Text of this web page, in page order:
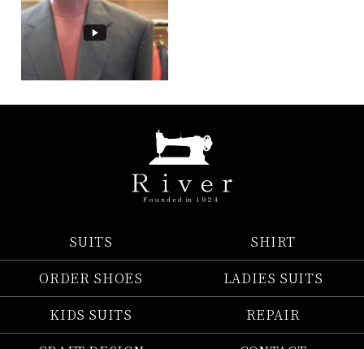
SUITS
SHIRT
ORDER SHOES
LADIES SUITS
KIDS SUITS
REPAIR